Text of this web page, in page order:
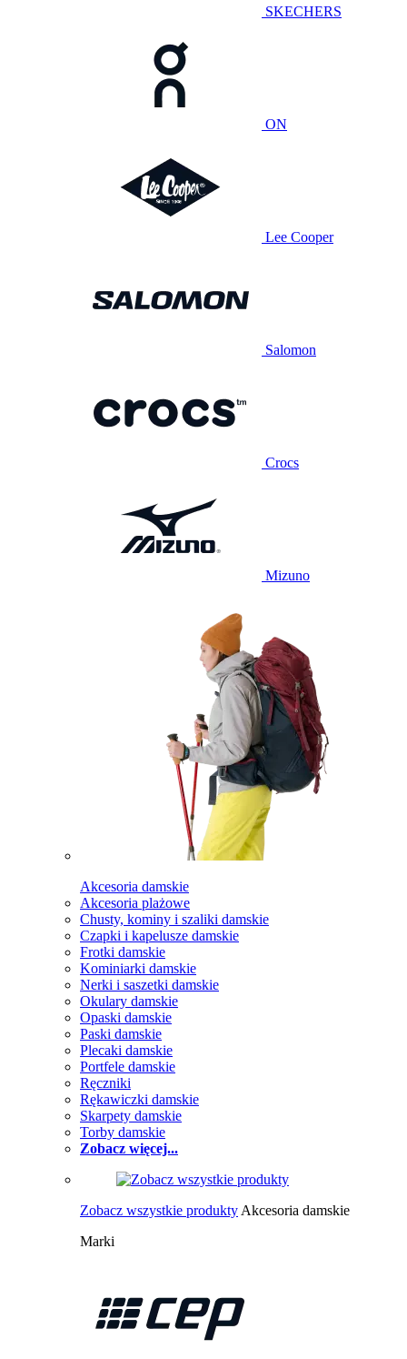
SKECHERS
ON
Lee Cooper
Salomon
Crocs
Mizuno
Akcesoria damskie
Akcesoria plażowe
Chusty, kominy i szaliki damskie
Czapki i kapelusze damskie
Frotki damskie
Kominiarki damskie
Nerki i saszetki damskie
Okulary damskie
Opaski damskie
Paski damskie
Plecaki damskie
Portfele damskie
Ręczniki
Rękawiczki damskie
Skarpety damskie
Torby damskie
Zobacz więcej...
Zobacz wszystkie produkty Akcesoria damskie
Marki